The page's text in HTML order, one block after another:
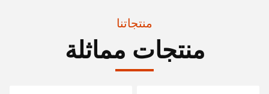
منتجاتنا
منتجات مماثلة